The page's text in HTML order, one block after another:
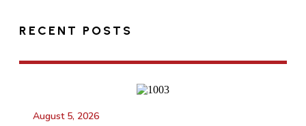
RECENT POSTS
August 5, 2026